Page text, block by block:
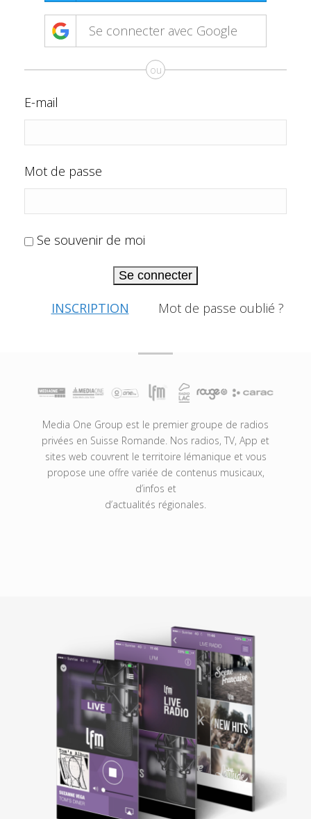
Se connecter avec Google
ou
E-mail
Mot de passe
Se souvenir de moi
Se connecter
INSCRIPTION Mot de passe oublié ?
Media One Group est le premier groupe de radios
privées en Suisse Romande. Nos radios, TV, App et
sites web couvrent le territoire lémanique et vous
propose une offre variée de contenus musicaux,
d’infos et
d’actualités régionales.